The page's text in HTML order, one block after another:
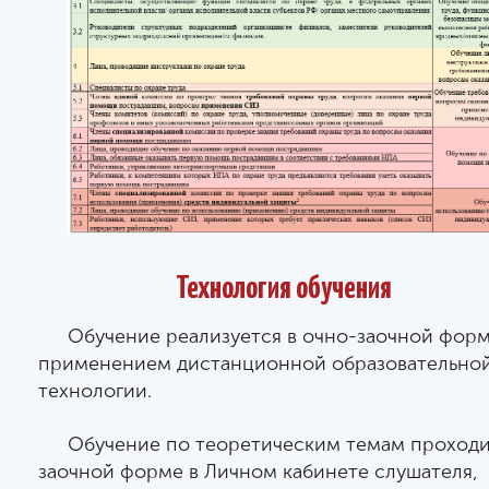
Технология обучения
Обучение реализуется в очно-заочной
применением дистанционной
технологии.
Обучение по теоретическим темам
заочной форме в Личном кабинете слушателя,